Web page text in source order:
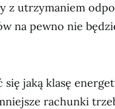
z utrzymaniem
na pewno nie
jaką klasę
rachunki